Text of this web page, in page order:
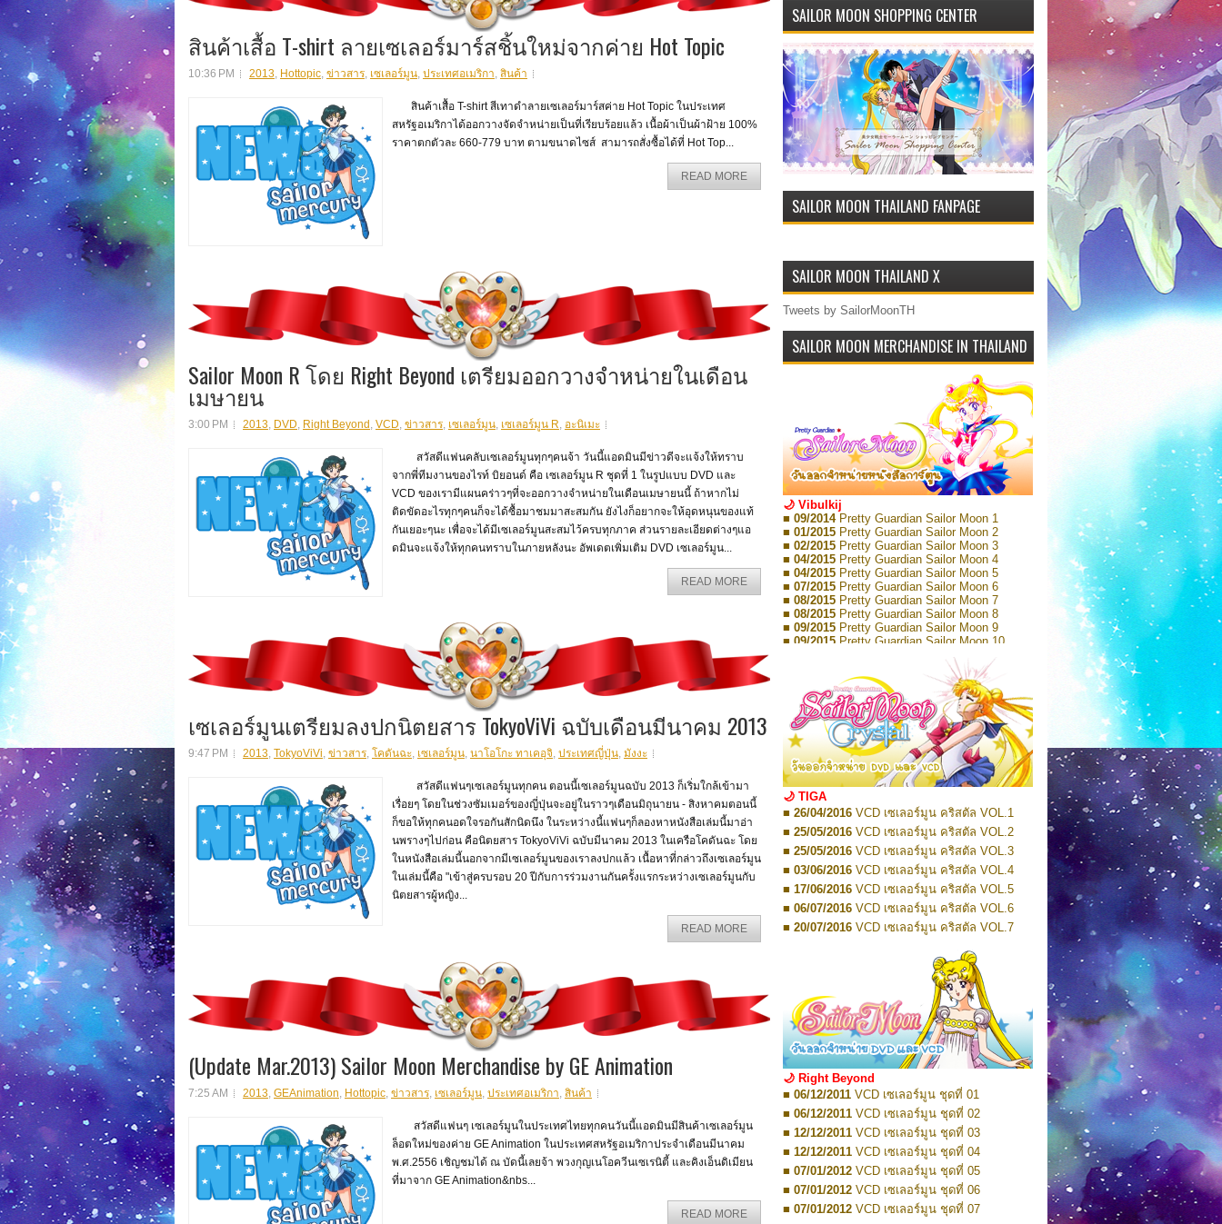
สินค้าเสื้อ T-shirt ลายเซเลอร์มาร์สชิ้นใหม่จากค่าย Hot Topic
10:36 PM 2013, Hottopic, ข่าวสาร, เซเลอร์มูน, ประเทศอเมริกา, สินค้า
สินค้าเสื้อ T-shirt สีเทาดำลายเซเลอร์มาร์สค่าย Hot Topic ในประเทศ
สหรัฐอเมริกาได้ออกวางจัดจำหน่ายเป็นที่เรียบร้อยแล้ว เนื้อผ้าเป็นผ้าฝ้าย 100%
ราคาตกตัวละ 660-779 บาท ตามขนาดไซส์ สามารถสั่งซื้อได้ที่ Hot Top...
READ MORE
Sailor Moon R โดย Right Beyond เตรียมออกวางจำหน่ายในเดือน
เมษายน
3:00 PM 2013, DVD, Right Beyond , VCD, ข่าวสาร, เซเลอร์มูน, เซเลอร์มูน R, อะนิเมะ
สวัสดีแฟนคลับเซเลอร์มูนทุกๆคนจ้า วันนี้แอดมินมีข่าวดีจะแจ้งให้ทราบ
จากพี่ทีมงานของไรท์ บิยอนด์ คือ เซเลอร์มูน R ชุดที่ 1 ในรูปแบบ DVD และ
VCD ของเรามีแผนคร่าวๆที่จะออกวางจำหน่ายในเดือนเมษายนนี้ ถ้าหากไม่
ติดขัดอะไรทุกๆคนก็จะได้ซื้อมาชมมาสะสมกัน ยังไงก็อยากจะให้อุดหนุนของแท้
กันเยอะๆนะ เพื่อจะได้มีเซเลอร์มูนสะสมไว้ครบทุกภาค ส่วนรายละเอียดต่างๆแอ
ดมินจะแจ้งให้ทุกคนทราบในภายหลังนะ อัพเดตเพิ่มเติม DVD เซเลอร์มูน...
READ MORE
เซเลอร์มูนเตรียมลงปกนิตยสาร TokyoViVi ฉบับเดือนมีนาคม 2013
9:47 PM 2013, TokyoViVi, ข่าวสาร, โคดันฉะ, เซเลอร์มูน, นาโอโกะ ทาเคอุจิ, ประเทศญี่ปุ่น, มังงะ
สวัสดีแฟนๆเซเลอร์มูนทุกคน ตอนนี้เซเลอร์มูนฉบับ 2013 ก็เริ่มใกล้เข้ามา
เรื่อยๆ โดยในช่วงซัมเมอร์ของญี่ปุ่นจะอยู่ในราวๆเดือนมิถุนายน - สิงหาคมตอนนี้
ก็ขอให้ทุกคนอดใจรอกันสักนิดนึง ในระหว่างนี้แฟนๆก็ลองหาหนังสือเล่มนี้มาอ่า
นพรางๆไปก่อน คือนิตยสาร TokyoViVi ฉบับมีนาคม 2013 ในเครือโคดันฉะ โดย
ในหนังสือเล่มนี้นอกจากมีเซเลอร์มูนของเราลงปกแล้ว เนื้อหาที่กล่าวถึงเซเลอร์มูน
ในเล่มนี้คือ "เข้าสู่ครบรอบ 20 ปีกับการร่วมงานกันครั้งแรกระหว่างเซเลอร์มูนกับ
นิตยสารผู้หญิง...
READ MORE
(Update Mar.2013) Sailor Moon Merchandise by GE Animation
7:25 AM 2013, GEAnimation, Hottopic, ข่าวสาร, เซเลอร์มูน, ประเทศอเมริกา, สินค้า
สวัสดีแฟนๆ เซเลอร์มูนในประเทศไทยทุกคนวันนี้แอดมินมีสินค้าเซเลอร์มูน
ล็อตใหม่ของค่าย GE Animation ในประเทศสหรัฐอเมริกาประจำเดือนมีนาคม
พ.ศ.2556 เชิญชมได้ ณ บัดนี้เลยจ้า พวงกุญเนโอควีนเซเรนิตี้ และคิงเอ็นดิเมียน
ที่มาจาก GE Animation&nbs...
READ MORE
SAILOR MOON SHOPPING CENTER
SAILOR MOON THAILAND FANPAGE
SAILOR MOON THAILAND X
Tweets by SailorMoonTH
SAILOR MOON MERCHANDISE IN THAILAND
🌙 Vibulkij
■ 09/2014 Pretty Guardian Sailor Moon 1
■ 01/2015 Pretty Guardian Sailor Moon 2
■ 02/2015 Pretty Guardian Sailor Moon 3
■ 04/2015 Pretty Guardian Sailor Moon 4
■ 04/2015 Pretty Guardian Sailor Moon 5
■ 07/2015 Pretty Guardian Sailor Moon 6
■ 08/2015 Pretty Guardian Sailor Moon 7
■ 08/2015 Pretty Guardian Sailor Moon 8
■ 09/2015 Pretty Guardian Sailor Moon 9
■ 09/2015 Pretty Guardian Sailor Moon 10
Pretty Guardian Sailor Moon 11
Pretty Guardian Sailor Moon 12
Pretty Guardian Sailor Moon Short
Stories 1
■ 09/2018Pretty Guardian Sailor Moon Short
Stories 2
■ 01/2022Pretty Guardian Sailor Moon Eternal
Edition 1
■ 01/2022Pretty Guardian Sailor Moon Eternal
Edition 2
■ 03/2022Pretty Guardian Sailor Moon Eternal
Edition 3
■ 03/2022Pretty Guardian Sailor Moon Eternal
Edition 4
■ 07/2022Pretty Guardian Sailor Moon Eternal
Edition 5
■ 07/2022Pretty Guardian Sailor Moon Eternal
Edition 6
Pretty Guardian Sailor Moon Eternal
Edition 7
■ 01/2023Pretty Guardian Sailor Moon Eternal
Pretty Guardian Sailor Moon Eternal
Pretty Guardian Sailor Moon Eternal
Edition 10
■ TBA 2026Code Name: Sailor V 1
■ TBA 2026Code Name: Sailor V 2
🌙 TIGA
■ 26/04/2016 VCD เซเลอร์มูน คริสตัล VOL.1
■ 25/05/2016 VCD เซเลอร์มูน คริสตัล VOL.2
■ 25/05/2016 VCD เซเลอร์มูน คริสตัล VOL.3
■ 03/06/2016 VCD เซเลอร์มูน คริสตัล VOL.4
■ 17/06/2016 VCD เซเลอร์มูน คริสตัล VOL.5
■ 06/07/2016 VCD เซเลอร์มูน คริสตัล VOL.6
■ 20/07/2016 VCD เซเลอร์มูน คริสตัล VOL.7
VCD เซเลอร์มูน คริสตัล VOL.9
VCD เซเลอร์มูน คริสตัล VOL.10
■ 10/08/2016
VCD เซเลอร์มูน คริสตัล VOL.11
■ 10/08/2016VCD เซเลอร์มูน คริสตัล VOL.12
■ 17/08/2016VCD เซเลอร์มูน คริสตัล VOL.13
■ 26/05/2016 DVD เซเลอร์มูน คริสตัล VOL.1
■ 08/07/2016DVD เซเลอร์มูน คริสตัล VOL.2
■ 19/08/2016 DVD เซเลอร์มูน คริสตัล VOL.3
■ 08/09/2016 DVD เซเลอร์มูน คริสตัล VOL.4
■ 07/10/2016 DVD เซเลอร์มูน คริสตัล VOL.5
■ 28/10/2016 DVD เซเลอร์มูน คริสตัล VOL.6
■ 17/11/2016DVD เซเลอร์มูน คริสตัล VOL.7
■ 17/11/2016DVD เซเลอร์มูน คริสตัล VOL.8
■ 01/01/2017 DVD เซเลอร์มูน คริสตัล Box-Set
🌙 Right Beyond
■ 06/12/2011 VCD เซเลอร์มูน ชุดที่ 01
■ 06/12/2011 VCD เซเลอร์มูน ชุดที่ 02
■ 12/12/2011 VCD เซเลอร์มูน ชุดที่ 03
■ 12/12/2011 VCD เซเลอร์มูน ชุดที่ 04
■ 07/01/2012 VCD เซเลอร์มูน ชุดที่ 05
■ 07/01/2012 VCD เซเลอร์มูน ชุดที่ 06
■ 07/01/2012 VCD เซเลอร์มูน ชุดที่ 07